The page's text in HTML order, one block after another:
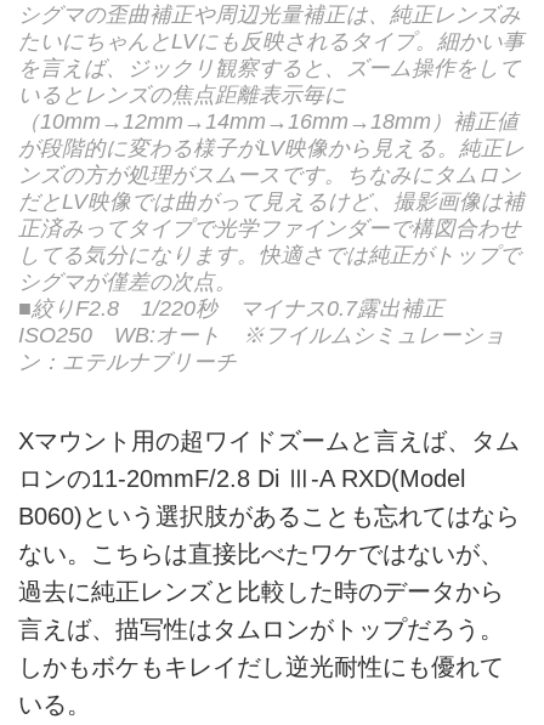
シグマの歪曲補正や周辺光量補正は、純正レンズみ
たいにちゃんとLVにも反映されるタイプ。細かい事
を言えば、ジックリ観察すると、ズーム操作をして
いるとレンズの焦点距離表示毎に
（10mm→12mm→14mm→16mm→18mm）補正値
が段階的に変わる様子がLV映像から見える。純正レ
ンズの方が処理がスムースです。ちなみにタムロン
だとLV映像では曲がって見えるけど、撮影画像は補
正済みってタイプで光学ファインダーで構図合わせ
してる気分になります。快適さでは純正がトップで
シグマが僅差の次点。
■絞りF2.8 1/220秒 マイナス0.7露出補正
ISO250 WB:オート ※フイルムシミュレーショ
ン：エテルナブリーチ
Xマウント用の超ワイドズームと言えば、タム
ロンの11-20mmF/2.8 Di Ⅲ-A RXD(Model
B060)という選択肢があることも忘れてはなら
ない。こちらは直接比べたワケではないが、
過去に純正レンズと比較した時のデータから
言えば、描写性はタムロンがトップだろう。
しかもボケもキレイだし逆光耐性にも優れて
いる。